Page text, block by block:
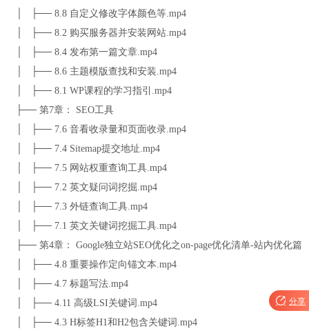
│ ├── 8.8 自定义修改字体颜色等.mp4
│ ├── 8.2 购买服务器并安装网站.mp4
│ ├── 8.4 发布第一篇文章.mp4
│ ├── 8.6 主题模版查找和安装.mp4
│ ├── 8.1 WP课程的学习指引.mp4
├── 第7章： SEO工具
│ ├── 7.6 音看收录量和页面收录.mp4
│ ├── 7.4 Sitemap提交地址.mp4
│ ├── 7.5 网站权重查询工具.mp4
│ ├── 7.2 英文疑问词挖掘.mp4
│ ├── 7.3 外链查询工具.mp4
│ ├── 7.1 英文关键词挖掘工具.mp4
├── 第4章： Google独立站SEO优化之on-page优化清单-站内优化篇
│ ├── 4.8 重要操作定向锚文本.mp4
│ ├── 4.7 标题写法.mp4
│ ├── 4.11 高级LSI关键词.mp4
│ ├── 4.3 H标签H1和H2包含关键词.mp4
 分享